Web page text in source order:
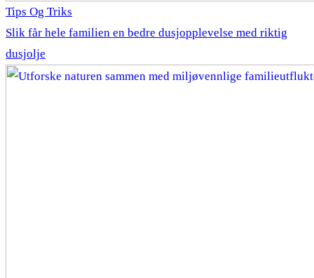
Tips Og Triks
Slik får hele familien en bedre dusjopplevelse med riktig
dusjolje